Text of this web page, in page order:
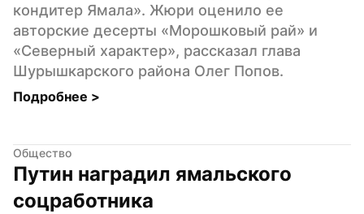
кондитер Ямала». Жюри оценило ее
авторские десерты «Морошковый рай» и
«Северный характер», рассказал глава
Шурышкарского района Олег Попов.
Подробнее >
Общество
Путин наградил ямальского
соцработника